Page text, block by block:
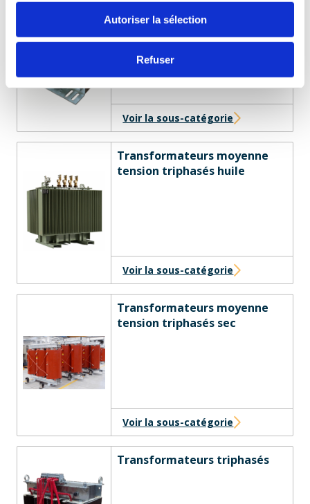
Autoriser la sélection
Refuser
Transformateurs Monophasés
Voir la sous-catégorie
Transformateurs moyenne
tension triphasés huile
Voir la sous-catégorie
Transformateurs moyenne
tension triphasés sec
Voir la sous-catégorie
Transformateurs triphasés